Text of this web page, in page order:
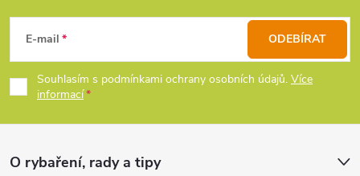
c
í
p
r
v
p
a
E-mail
Souhlasím s podmínkami ochrany osobních údajů. Více
informací
ODEBÍRAT
O rybaření, rady a tipy